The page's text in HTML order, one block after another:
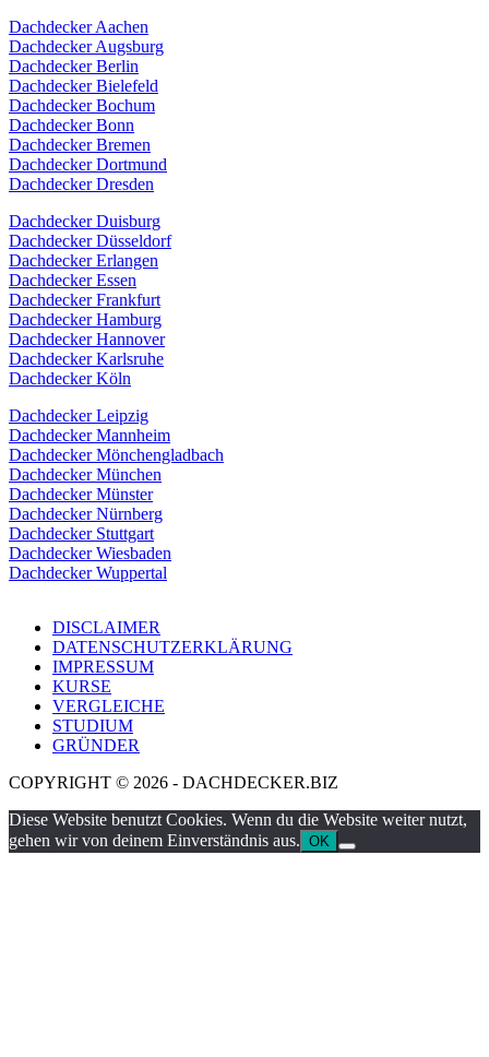
Dachdecker Aachen
Dachdecker Augsburg
Dachdecker Berlin
Dachdecker Bielefeld
Dachdecker Bochum
Dachdecker Bonn
Dachdecker Bremen
Dachdecker Dortmund
Dachdecker Dresden
Dachdecker Duisburg
Dachdecker Düsseldorf
Dachdecker Erlangen
Dachdecker Essen
Dachdecker Frankfurt
Dachdecker Hamburg
Dachdecker Hannover
Dachdecker Karlsruhe
Dachdecker Köln
Dachdecker Leipzig
Dachdecker Mannheim
Dachdecker Mönchengladbach
Dachdecker München
Dachdecker Münster
Dachdecker Nürnberg
Dachdecker Stuttgart
Dachdecker Wiesbaden
Dachdecker Wuppertal
DISCLAIMER
DATENSCHUTZERKLÄRUNG
IMPRESSUM
KURSE
VERGLEICHE
STUDIUM
GRÜNDER
COPYRIGHT © 2026 - DACHDECKER.BIZ
Diese Website benutzt Cookies. Wenn du die Website weiter nutzt,
gehen wir von deinem Einverständnis aus. OK